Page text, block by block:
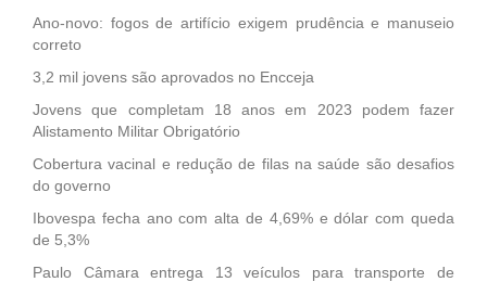
Ano-novo: fogos de artifício exigem prudência e manuseio
correto
3,2 mil jovens são aprovados no Encceja
Jovens que completam 18 anos em 2023 podem fazer
Alistamento Militar Obrigatório
Cobertura vacinal e redução de filas na saúde são desafios
do governo
Ibovespa fecha ano com alta de 4,69% e dólar com queda
de 5,3%
Paulo Câmara entrega 13 veículos para transporte de